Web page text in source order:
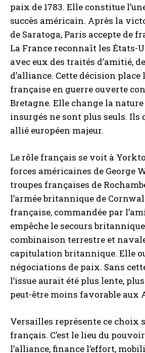
paix de 1783. Elle constitue
succès américain. Après la
de Saratoga, Paris accepte de
La France reconnaît les États-
avec eux des traités d’amitié,
d’alliance. Cette décision
française en guerre ouverte
Bretagne. Elle change la
insurgés ne sont plus seuls. Ils
allié européen majeur.
Le rôle français se voit à
forces américaines de George
troupes françaises de
l’armée britannique de
française, commandée par
empêche le secours
combinaison terrestre et
capitulation britannique. Elle
négociations de paix. Sans
l’issue aurait été plus lente,
peut-être moins favorable aux
Versailles représente ce choix
français. C’est le lieu du
l’alliance, finance l’effort,